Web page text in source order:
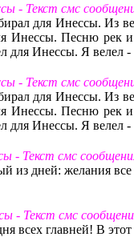
- Текст смс
для Инессы. Из
Инессы. Песню
для Инессы. Я велел
- Текст смс
для Инессы. Из
Инессы. Песню
для Инессы. Я велел
- Текст смс
из дней: желания
- Текст смс
всех главней! В